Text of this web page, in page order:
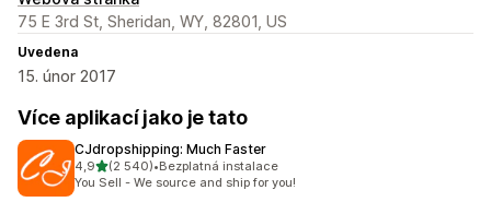
75 E 3rd St, Sheridan, WY, 82801, US
Uvedena
15. únor 2017
Více aplikací jako je tato
CJdropshipping: Much Faster
4,9z 5 hvězd
(2 540)
Celkový počet recenzí: 2540
•Bezplatná instalace
You Sell - We source and ship for you!